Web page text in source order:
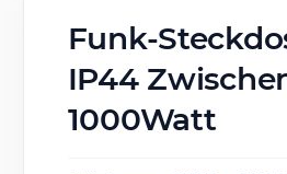
Funk-
IP44
1000Watt